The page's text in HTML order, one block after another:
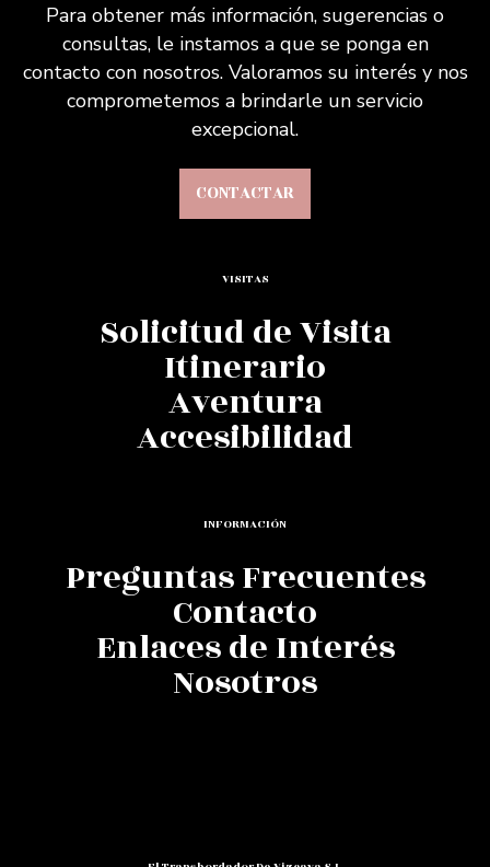
Para obtener más información, sugerencias o
consultas, le instamos a que se ponga en
contacto con nosotros. Valoramos su interés y nos
comprometemos a brindarle un servicio
excepcional.
CONTACTAR
VISITAS
Solicitud de Visita
Itinerario
Aventura
Accesibilidad
INFORMACIÓN
Preguntas Frecuentes
Contacto
Enlaces de Interés
Nosotros